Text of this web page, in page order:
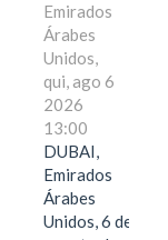
Emirados
Árabes
Unidos,
qui, ago 6
2026
13:00
DUBAI,
Emirados
Árabes
Unidos, 6 de